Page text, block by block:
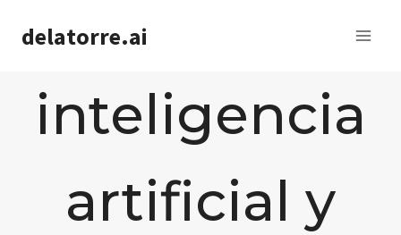
delatorre.ai
inteligencia
artificial y